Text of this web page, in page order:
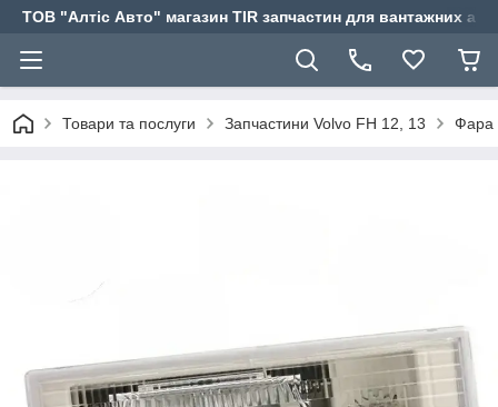
ТОВ "Алтіс Авто" магазин TIR запчастин для вантажних
Товари та послуги Запчастини Volvo FH 12, 13 Фара